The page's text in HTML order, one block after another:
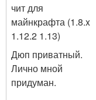
чит для
майнкрафта (1.8.x
1.12.2 1.13)
Дюп приватный.
Лично мной
придуман.